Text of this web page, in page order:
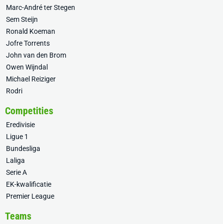
Marc-André ter Stegen
Sem Steijn
Ronald Koeman
Jofre Torrents
John van den Brom
Owen Wijndal
Michael Reiziger
Rodri
Competities
Eredivisie
Ligue 1
Bundesliga
Laliga
Serie A
EK-kwalificatie
Premier League
Teams